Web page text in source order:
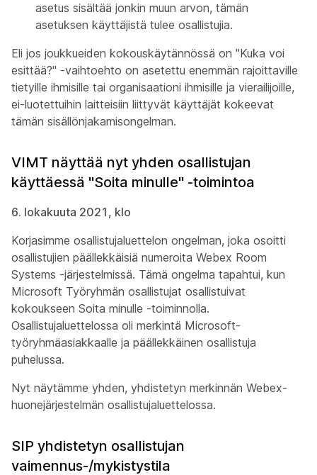
asetus sisältää jonkin muun arvon, tämän
asetuksen käyttäjistä tulee osallistujia.
Eli jos joukkueiden kokouskäytännössä on "Kuka voi
esittää?" -vaihtoehto on asetettu enemmän rajoittaville
tietyille ihmisille tai organisaationi ihmisille ja vierailijoille,
ei-luotettuihin laitteisiin liittyvät käyttäjät kokeevat
tämän sisällönjakamisongelman.
VIMT näyttää nyt yhden osallistujan
käyttäessä "Soita minulle" -toimintoa
6. lokakuuta 2021, klo
Korjasimme osallistujaluettelon ongelman, joka osoitti
osallistujien päällekkäisiä numeroita Webex Room
Systems -järjestelmissä. Tämä ongelma tapahtui, kun
Microsoft Työryhmän osallistujat osallistuivat
kokoukseen Soita minulle -toiminnolla.
Osallistujaluettelossa oli merkintä Microsoft-
työryhmäasiakkaalle ja päällekkäinen osallistuja
puhelussa.
Nyt näytämme yhden, yhdistetyn merkinnän Webex-
huonejärjestelmän osallistujaluettelossa.
SIP yhdistetyn osallistujan
vaimennus-/mykistystila